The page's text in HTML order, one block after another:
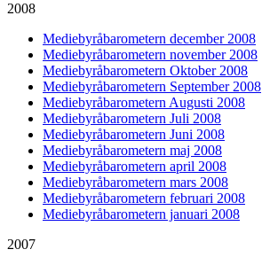
2008
Mediebyråbarometern december 2008
Mediebyråbarometern november 2008
Mediebyråbarometern Oktober 2008
Mediebyråbarometern September 2008
Mediebyråbarometern Augusti 2008
Mediebyråbarometern Juli 2008
Mediebyråbarometern Juni 2008
Mediebyråbarometern maj 2008
Mediebyråbarometern april 2008
Mediebyråbarometern mars 2008
Mediebyråbarometern februari 2008
Mediebyråbarometern januari 2008
2007